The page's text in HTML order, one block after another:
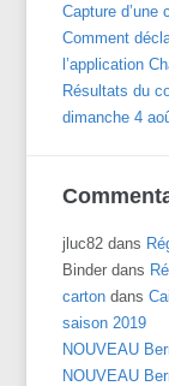
Capture d’une
Comment
l’application
Résultats du
dimanche 4
jluc82 dans
Binder dans
carton dans
saison 2019
NOUVEAU
NOUVEAU